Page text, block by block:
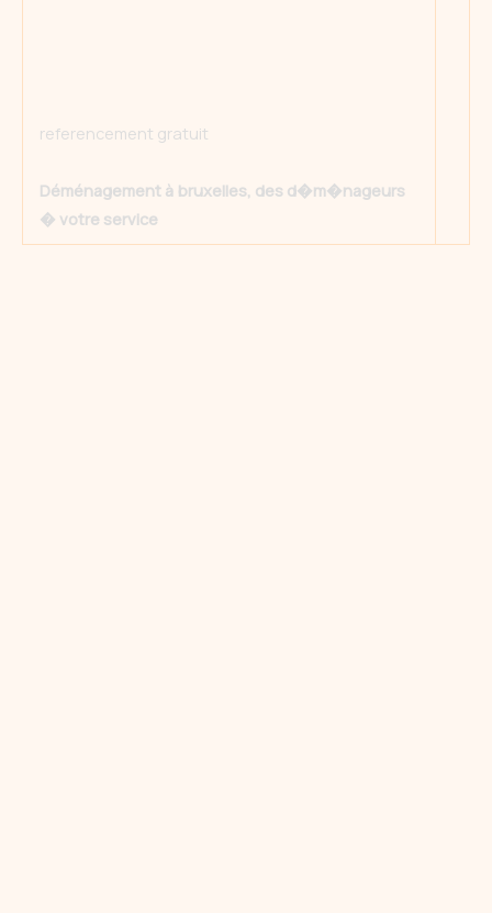
referencement gratuit
Déménagement à bruxelles, des d�m�nageurs
� votre service